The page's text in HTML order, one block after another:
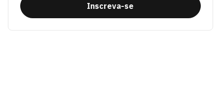
Inscreva-se